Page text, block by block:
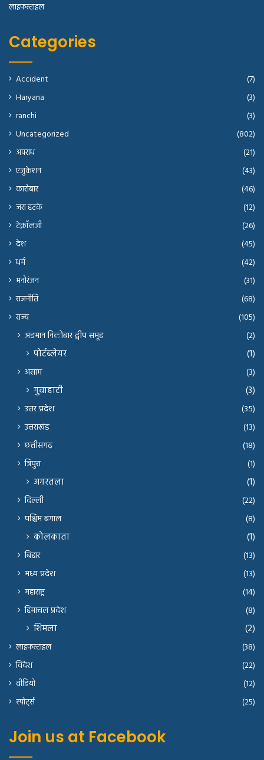
लाइफस्टाइल
Categories
Accident
(7)
Haryana
(3)
ranchi
(3)
Uncategorized
(802)
अपराध
(21)
एजुकेशन
(43)
कारोबार
(46)
जरा हटके
(12)
टेक्नॉलजी
(26)
देश
(45)
धर्म
(42)
मनोरंजन
(31)
राजनीति
(68)
राज्य
(105)
अंडमान निकोबार द्वीप समूह (2)
पोर्टब्लेयर (1)
असाम (3)
गुवाहाटी (3)
उत्तर प्रदेश
(35)
उत्तराखंड
(13)
छत्तीसगढ़
(18)
त्रिपुरा
(1)
अगरतला (1)
दिल्ली
(22)
पश्चिम बंगाल
(8)
कोलकाता (1)
बिहार
(13)
मध्य प्रदेश
(13)
महाराष्ट्र
(14)
हिमाचल प्रदेश
(8)
शिमला (2)
लाइफस्टाइल
(38)
विदेश
(22)
वीडियो
(12)
स्पोर्ट्स
(25)
Join us at Facebook